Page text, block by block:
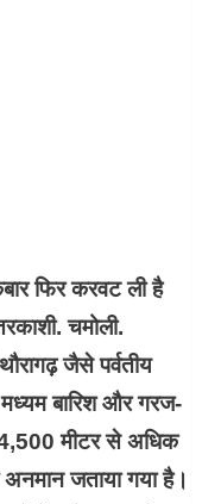
फिर करवट ली है
चमोली.
जैसे पर्वतीय
बारिश और गरज-
मीटर से अधिक
अनमान जताया गया है।